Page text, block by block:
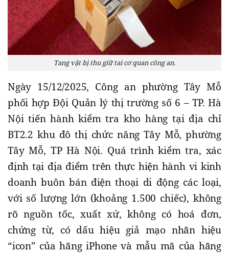
Tang vật bị thu giữ tai cơ quan công an.
Ngày 15/12/2025, Công an phường Tây Mỗ
phối hợp Đội Quản lý thị trường số 6 – TP. Hà
Nội tiến hành kiểm tra kho hàng tại địa chỉ
BT2.2 khu đô thị chức năng Tây Mỗ, phường
Tây Mỗ, TP Hà Nội. Quá trình kiểm tra, xác
định tại địa điểm trên thực hiện hành vi kinh
doanh buôn bán điện thoại di động các loại,
với số lượng lớn (khoảng 1.500 chiếc), không
rõ nguồn tốc, xuất xứ, không có hoá đơn,
chứng từ, có dấu hiệu giả mạo nhãn hiệu
“icon” của hãng iPhone và mẫu mã của hãng